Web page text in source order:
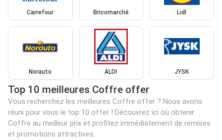
Carrefour Bricomarché Lidl
Norauto ALDI JYSK
Top 10 meilleures Coffre offer
Vous recherchez les meilleures Coffre offer ? Nous avons
réuni pour vous le top 10 offer ! Découvrez ici où obtenir
Coffre au meilleur prix et profitez immédiatement de remises
et promotions attractives.